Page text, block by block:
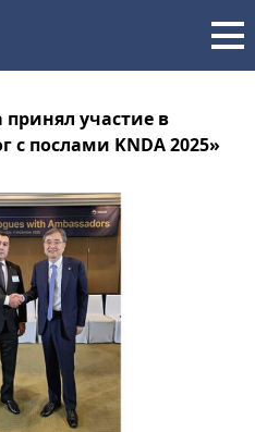
участие в
послами KNDA 2025»